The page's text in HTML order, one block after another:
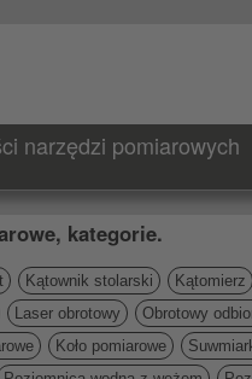
narzędzi pomiarowych
kategorie.
Kątownik stolarski Kątomierz
Laser obrotowy Obrotowy
Koło pomiarowe